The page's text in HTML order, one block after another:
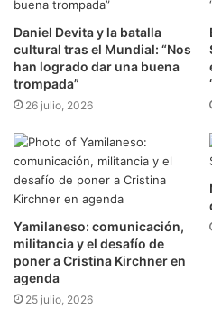
Daniel Devita y la batalla
cultural tras el Mundial: “Nos
han logrado dar una buena
trompada”
26 julio, 2026
Yamilaneso: comunicación,
militancia y el desafío de
poner a Cristina Kirchner en
agenda
25 julio, 2026